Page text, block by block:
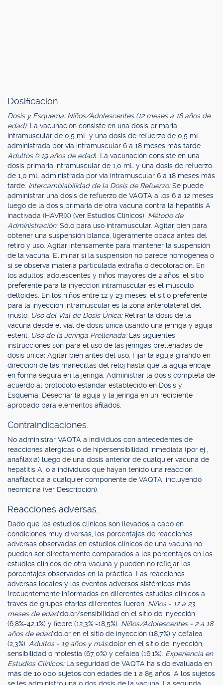
Dosificación.
Dosis y Esquema: Niños/Adolescentes (12 meses a 18 años de
edad): La vacunación consiste en una dosis primaria
intramuscular de 0,5 mL y una dosis de refuerzo de 0,5 mL
administrada por vía intramuscular 6 a 18 meses más tarde.
Adultos (≥19 años de edad): La vacunación consiste en una
dosis primaria intramuscular de 1,0 mL y una dosis de refuerzo
de 1,0 mL administrada por vía intramuscular 6 a 18 meses más
tarde. Intercambiabilidad de la Dosis de Refuerzo:Se puede
administrar una dosis de refuerzo de VAQTA a los 6 a 12 meses
luego de la dosis primaria de otra vacuna contra la hepatitis A
inactivada (HAVRIX) (ver Estudios Clínicos). Método de
Administración:Sólo para uso intramuscular. Agitar bien para
obtener una suspensión blanca, ligeramente opaca antes del
retiro y uso. Agitar intensamente para mantener la suspensión
de la vacuna. Eliminar si la suspensión no parece homogénea o
si se observa materia particulada extraña o decoloración. En
los adultos, adolescentes y niños mayores de 2 años, el sitio
preferente para la inyección intramuscular es el músculo
deltoides. En los niños entre 12 y 23 meses, el sitio preferente
para la inyección intramuscular es la zona anterolateral del
muslo. Uso del Vial de Dosis Única: Retirar la dosis de la
vacuna desde el vial de dosis única usando una jeringa y aguja
estéril.
Uso de la Jeringa Prellenada: Las siguientes
instrucciones son para el uso de las jeringas prellenadas de
dosis única: Agitar bien antes del uso. Fijar la aguja girando en
dirección de las manecillas del reloj hasta que la aguja encaje
en forma segura en la jeringa. Administrar la dosis completa de
acuerdo al protocolo estándar establecido en Dosis y
Esquema. Desechar la aguja y la jeringa en un recipiente
aprobado para elementos afilados.
Contraindicaciones.
No administrar VAQTA a individuos con antecedentes de
reacciones alérgicas o de hipersensibilidad inmediata (por ej.,
anafilaxia) luego de una dosis anterior de cualquier vacuna de
hepatitis A, o a individuos que hayan tenido una reacción
anafiláctica a cualquier componente de VAQTA, incluyendo
neomicina (ver Descripción).
Reacciones adversas.
Dado que los estudios clínicos son llevados a cabo en
condiciones muy diversas, los porcentajes de reacciones
adversas observadas en estudios clínicos de una vacuna no
pueden ser directamente comparados a los porcentajes en los
estudios clínicos de otra vacuna y pueden no reflejar los
porcentajes observados en la práctica. Las reacciones
adversas locales y los eventos adversos sistémicos más
frecuentemente informados en diferentes estudios clínicos a
través de grupos etarios diferentes fueron: Niños - 12 a 23
meses de edad:dolor/sensibilidad en el sitio de inyección
(6,8%-42,1%) y fiebre (12,3% -18,5%). Niños/Adolescentes - 2 a 18
años de edad:dolor en el sitio de inyección (18,7%) y cefalea
(2,3%). Adultos - 19 años y más:dolor en el sitio de inyección,
sensibilidad o molestia (67,0%) y cefalea (16,1%). Experiencia en
Estudios Clínicos: La seguridad de VAQTA ha sido evaluada en
más de 10.000 sujetos con edades de 1 a 85 años. A los sujetos